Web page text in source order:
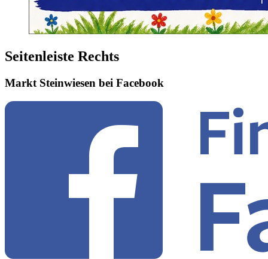
Seitenleiste Rechts
Markt Steinwiesen bei Facebook